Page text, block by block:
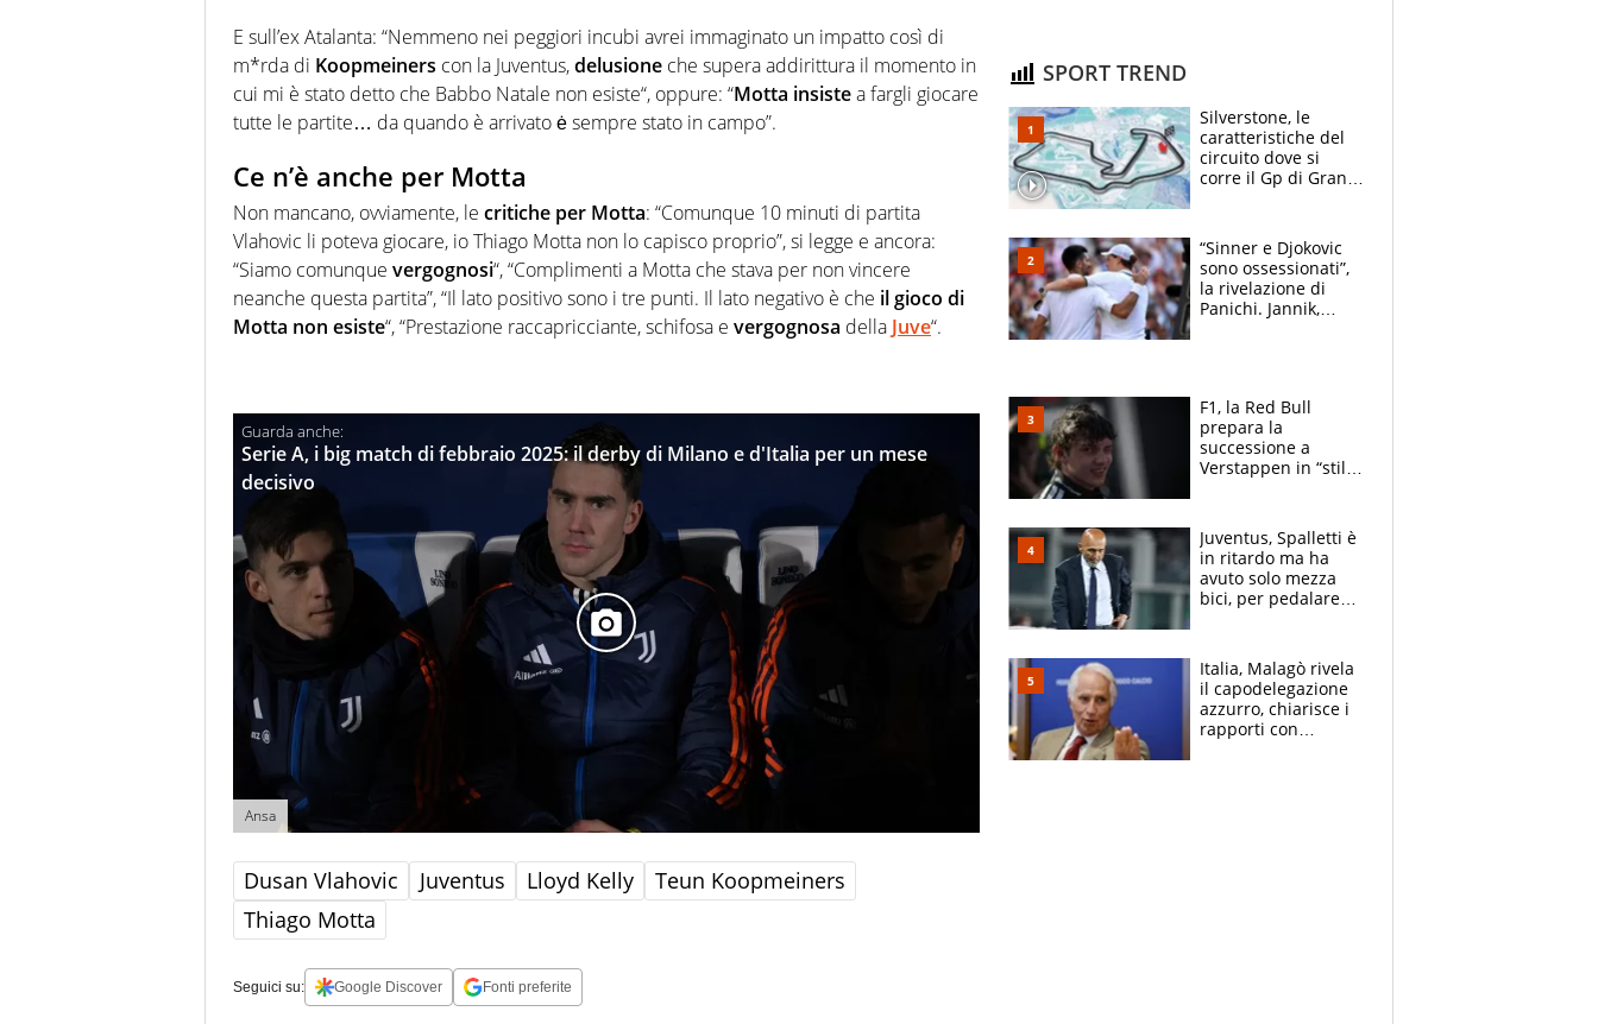
E sull’ex Atalanta: “Nemmeno nei peggiori incubi avrei immaginato un impatto così di
m*rda di Koopmeiners con la Juventus,delusione che supera addirittura il momento in
cui mi è stato detto che Babbo Natale non esiste“, oppure: “Motta insistea fargli giocare
tutte le partite… da quando è arrivato ė sempre stato in campo”.
Ce n’è anche per Motta
Non mancano, ovviamente, le critiche per Motta: “Comunque 10 minuti di partita
Vlahovic li poteva giocare, io Thiago Motta non lo capisco proprio”, si legge e ancora:
“Siamo comunque vergognosi“, “Complimenti a Motta che stava per non vincere
neanche questa partita”, “Il lato positivo sono i tre punti. Il lato negativo è che il gioco di
Motta non esiste“, “Prestazione raccapricciante, schifosa e vergognosa della Juve“.
Serie A, i big match di febbraio 2025: il derby di Milano e d'Italia per un mese
decisivo
Ansa
Dusan Vlahovic Juventus Lloyd Kelly
Teun Koopmeiners
Thiago Motta
Seguici su: Google Discover Fonti preferite
SPORT TREND
Silverstone, le
caratteristiche del
circuito dove si
corre il Gp di Gran
“Sinner e Djokovic
sono ossessionati”,
la rivelazione di
Panichi. Jannik,
F1, la Red Bull
prepara la
successione a
Verstappen in “stile
attacco all’Italia
Juventus, Spalletti è
in ritardo ma ha
avuto solo mezza
bici, per pedalare
Italia, Malagò rivela
il capodelegazione
azzurro, chiarisce i
rapporti con